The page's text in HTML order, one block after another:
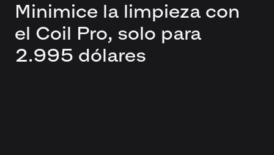
Minimice la limpieza con
el Coil Pro, solo para
2.995 dólares